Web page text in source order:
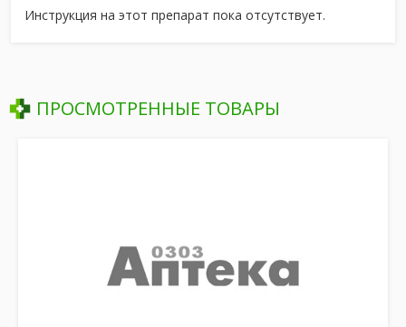
Инструкция на этот препарат пока отсутствует.
ПРОСМОТРЕННЫЕ ТОВАРЫ